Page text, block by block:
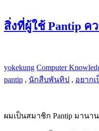
สิ่งที่ผู้ใช้ Pantip ค
yokekung Computer
pantip , นักสืบพันทิป , อยาก
ผมเป็นสมาชิก Pantip มานา